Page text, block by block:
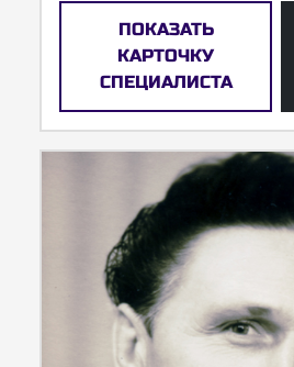
ПОКАЗАТЬ
КАРТОЧКУ
СПЕЦИАЛИСТА